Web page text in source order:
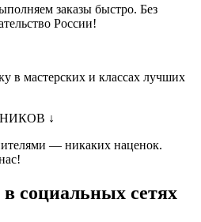
заказы быстро. Без
России!
в мастерских и классах лучших
↓
— никаких наценок.
социальных сетях